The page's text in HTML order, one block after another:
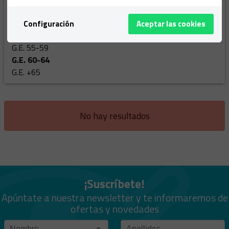
G.E. 45-49
G.E. 55-59
G.E. 60-64
G.E. +65
No hay resultados
¡Suscríbete!
Apúntate a nuestra newsletter y te informaremos de
ofertas y novedades
Configuración Aceptar las cookies